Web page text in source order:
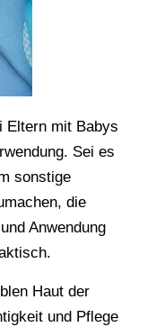
Eltern mit Babys
Sei es
sonstige
die
Anwendung
Haut der
und Pflege